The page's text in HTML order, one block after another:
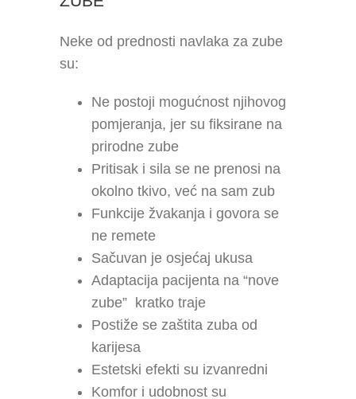
Neke od prednosti navlaka za zube
su:
Ne postoji mogućnost njihovog
pomjeranja, jer su fiksirane na
prirodne zube
Pritisak i sila se ne prenosi na
okolno tkivo, već na sam zub
Funkcije žvakanja i govora se
ne remete
Sačuvan je osjećaj ukusa
Adaptacija pacijenta na “nove
zube” kratko traje
Postiže se zaštita zuba od
karijesa
Estetski efekti su izvanredni
Komfor i udobnost su